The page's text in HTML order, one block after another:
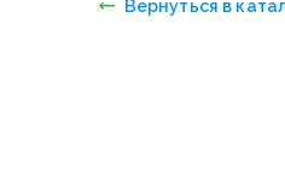
Вернуться в